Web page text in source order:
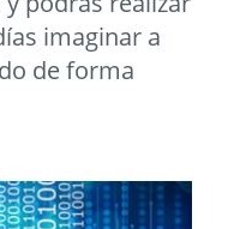
imaginar a
de forma